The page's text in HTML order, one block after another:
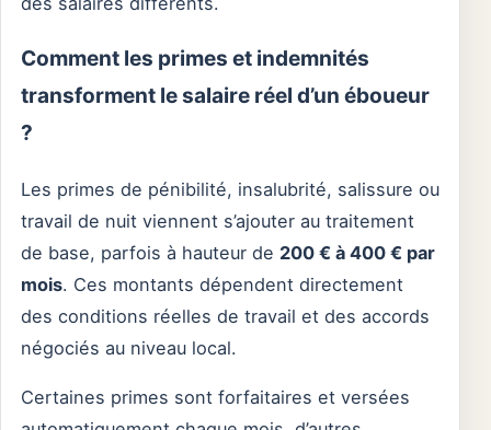
Comment les primes et indemnités
transforment le salaire réel d’un éboueur
?
Les primes de pénibilité, insalubrité, salissure ou
travail de nuit viennent s’ajouter au traitement
de base, parfois à hauteur de 200 € à 400 € par
mois. Ces montants dépendent directement
des conditions réelles de travail et des accords
négociés au niveau local.
Certaines primes sont forfaitaires et versées